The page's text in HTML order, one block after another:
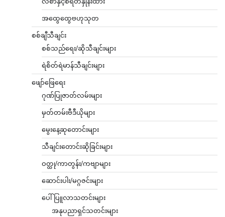
အထွေထွေဗဟုသုတ
စစ်ချီသီချင်း
စစ်သည်ရေး/ဆိုသီချင်းများ
ရဲစိတ်ရဲမာန်သီချင်းများ
ဖျော်ဖြေရေး
ဂုဏ်ပြုဇာတ်လမ်းများ
မှတ်တမ်းဗီဒီယိုများ
မွေးနေ့ဆုတောင်းများ
သီချင်းတောင်းဆိုခြင်းများ
ဝတ္ထု/ကာတွန်း/ကဗျာများ
ဆောင်းပါး/မဂ္ဂဇင်းများ
ပေါ်ပြူလာသတင်းများ
အနုပညာရှင်သတင်းများ